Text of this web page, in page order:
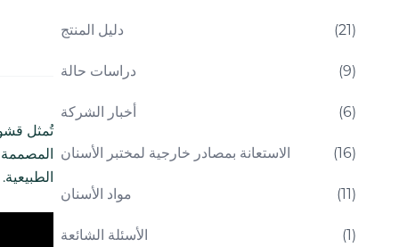
تُمثل
المصممة
الطبيعية.
دليل المنتج (21)
دراسات حالة (9)
أخبار الشركة (6)
الاستعانة بمصادر خارجية لمختبر الأسنان (16)
مواد الأسنان (11)
الأسئلة الشائعة (1)